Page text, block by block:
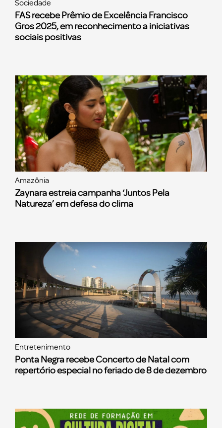
Sociedade
FAS recebe Prêmio de Excelência Francisco
Gros 2025, em reconhecimento a iniciativas
sociais positivas
Amazônia
Zaynara estreia campanha ‘Juntos Pela
Natureza’ em defesa do clima
Entretenimento
Ponta Negra recebe Concerto de Natal com
repertório especial no feriado de 8 de dezembro